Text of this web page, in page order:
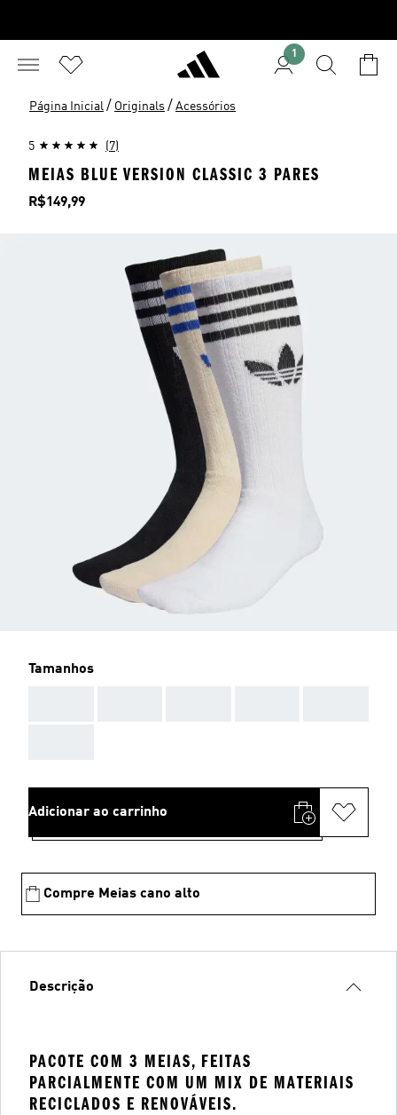
1
Página Inicial / Originals / Acessórios
5 (7)
MEIAS BLUE VERSION CLASSIC 3 PARES
Preço
R$149,99
Tamanhos
Adicionar ao carrinho
Compre Meias cano alto
Descrição
PACOTE COM 3 MEIAS, FEITAS
PARCIALMENTE COM UM MIX DE MATERIAIS
RECICLADOS E RENOVÁVEIS.